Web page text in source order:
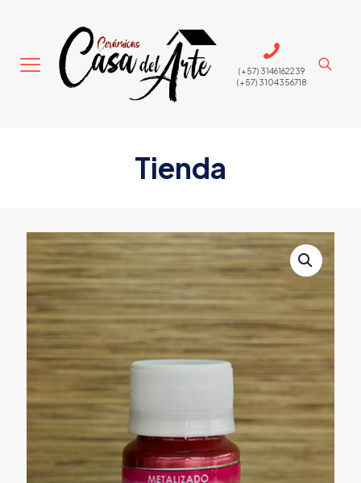
(+57) 3146162239
(+57) 3104356718
Tienda